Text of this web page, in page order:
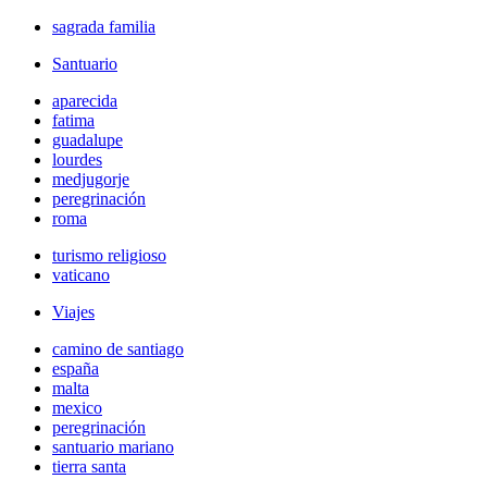
sagrada familia
Santuario
aparecida
fatima
guadalupe
lourdes
medjugorje
peregrinación
roma
turismo religioso
vaticano
Viajes
camino de santiago
españa
malta
mexico
peregrinación
santuario mariano
tierra santa